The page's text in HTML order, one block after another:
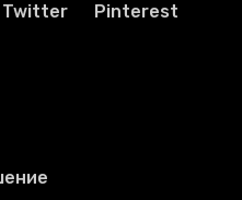
Twitter Pinterest